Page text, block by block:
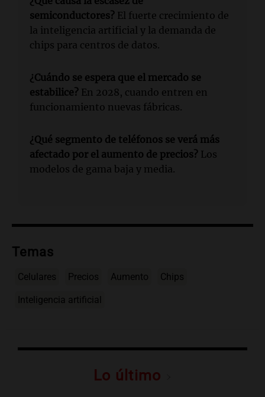
semiconductores? El fuerte crecimiento de
la inteligencia artificial y la demanda de
chips para centros de datos.
¿Cuándo se espera que el mercado se
estabilice? En 2028, cuando entren en
funcionamiento nuevas fábricas.
¿Qué segmento de teléfonos se verá más
afectado por el aumento de precios? Los
modelos de gama baja y media.
Temas
Celulares Precios Aumento Chips
Inteligencia artificial
Lo último